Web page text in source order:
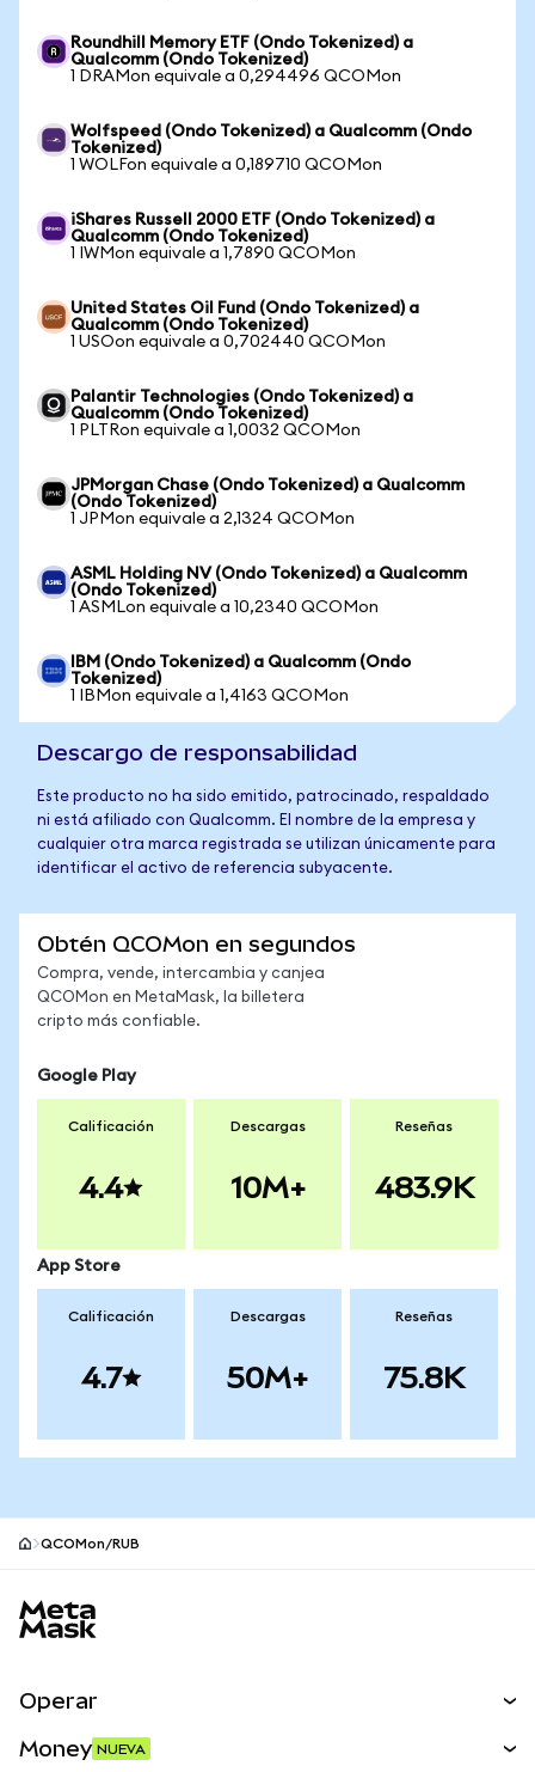
Roundhill Memory ETF (Ondo Tokenized) a
Qualcomm (Ondo Tokenized)
1 DRAMon equivale a 0,294496 QCOMon
Wolfspeed (Ondo Tokenized) a Qualcomm (Ondo
Tokenized)
1 WOLFon equivale a 0,189710 QCOMon
iShares Russell 2000 ETF (Ondo Tokenized) a
Qualcomm (Ondo Tokenized)
1 IWMon equivale a 1,7890 QCOMon
United States Oil Fund (Ondo Tokenized) a
Qualcomm (Ondo Tokenized)
1 USOon equivale a 0,702440 QCOMon
Palantir Technologies (Ondo Tokenized) a
Qualcomm (Ondo Tokenized)
1 PLTRon equivale a 1,0032 QCOMon
JPMorgan Chase (Ondo Tokenized) a Qualcomm
(Ondo Tokenized)
1 JPMon equivale a 2,1324 QCOMon
ASML Holding NV (Ondo Tokenized) a Qualcomm
(Ondo Tokenized)
1 ASMLon equivale a 10,2340 QCOMon
IBM (Ondo Tokenized) a Qualcomm (Ondo
Tokenized)
1 IBMon equivale a 1,4163 QCOMon
Descargo de responsabilidad
Este producto no ha sido emitido, patrocinado, respaldado
ni está afiliado con Qualcomm. El nombre de la empresa y
cualquier otra marca registrada se utilizan únicamente para
identificar el activo de referencia subyacente.
Obtén QCOMon en segundos
Compra, vende, intercambia y canjea
QCOMon en MetaMask, la billetera
cripto más confiable.
Google Play
Calificación
4.4
Descargas
10M+
Reseñas
483.9K
App Store
Calificación
4.7
Descargas
50M+
Reseñas
75.8K
QCOMon/RUB
Operar
Money NUEVA